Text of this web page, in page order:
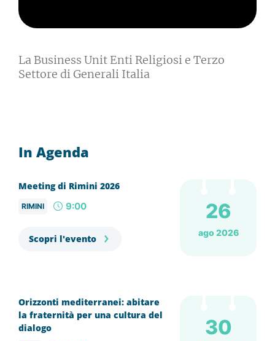
La Business Unit Enti Religiosi e Terzo
Settore di Generali Italia
In Agenda
Meeting di Rimini 2026
RIMINI 9:00
Scopri l'evento
26
ago 2026
Orizzonti mediterranei: abitare
la fraternità per una cultura del
dialogo
30